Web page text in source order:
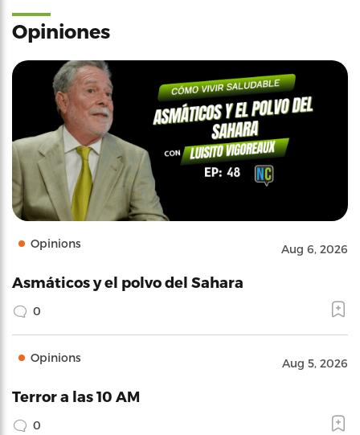
Opiniones
Opinions Aug 6, 2026
Asmáticos y el polvo del Sahara
0
Opinions Aug 5, 2026
Terror a las 10 AM
0